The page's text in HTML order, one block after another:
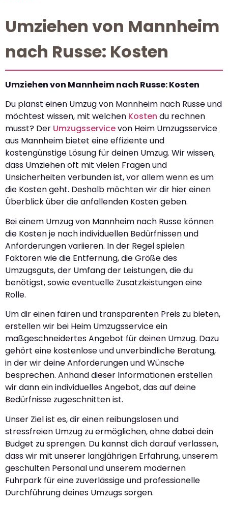
Umziehen von Mannheim
nach Russe: Kosten
Umziehen von Mannheim nach Russe: Kosten
Du planst einen Umzug von Mannheim nach Russe und
möchtest wissen, mit welchen Kosten du rechnen
musst? Der Umzugsservicevon Heim Umzugsservice
aus Mannheim bietet eine effiziente und
kostengünstige Lösung für deinen Umzug. Wir wissen,
dass Umziehen oft mit vielen Fragen und
Unsicherheiten verbunden ist, vor allem wenn es um
die Kosten geht. Deshalb möchten wir dir hier einen
Überblick über die anfallenden Kosten geben.
Bei einem Umzug von Mannheim nach Russe können
die Kosten je nach individuellen Bedürfnissen und
Anforderungen variieren. In der Regel spielen
Faktoren wie die Entfernung, die Größe des
Umzugsguts, der Umfang der Leistungen, die du
benötigst, sowie eventuelle Zusatzleistungen eine
Rolle.
Um dir einen fairen und transparenten Preis zu bieten,
erstellen wir bei Heim Umzugsservice ein
maßgeschneidertes Angebot für deinen Umzug. Dazu
gehört eine kostenlose und unverbindliche Beratung,
in der wir deine Anforderungen und Wünsche
besprechen. Anhand dieser Informationen erstellen
wir dann ein individuelles Angebot, das auf deine
Bedürfnisse zugeschnitten ist.
Unser Ziel ist es, dir einen reibungslosen und
stressfreien Umzug zu ermöglichen, ohne dabei dein
Budget zu sprengen. Du kannst dich darauf verlassen,
dass wir mit unserer langjährigen Erfahrung, unserem
geschulten Personal und unserem modernen
Fuhrpark für eine zuverlässige und professionelle
Durchführung deines Umzugs sorgen.